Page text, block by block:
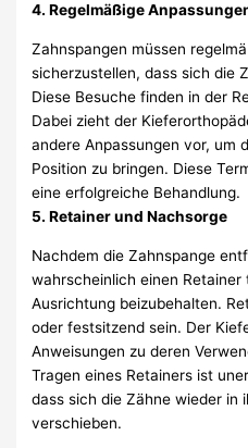
4. Regelmäßige
Zahnspangen müssen
sicherzustellen, dass sich die
Diese Besuche finden in der
Dabei zieht der
andere Anpassungen vor, um
Position zu bringen. Diese
eine erfolgreiche Behandlung.
5. Retainer und Nachsorge
Nachdem die Zahnspange
wahrscheinlich einen Retainer
Ausrichtung beizubehalten.
oder festsitzend sein. Der
Anweisungen zu deren
Tragen eines Retainers ist
dass sich die Zähne wieder in
verschieben.